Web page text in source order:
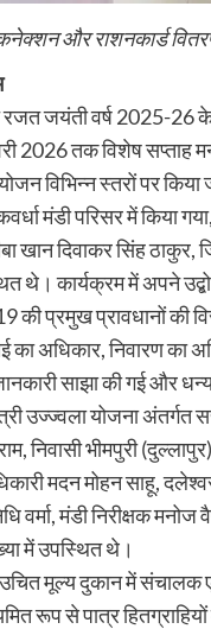
और राशनकार्ड
जयंती वर्ष 2025-26 के
2026 तक विशेष सप्ताह
विभिन्न स्तरों पर
मंडी परिसर में किया
खान दिवाकर सिंह ठाकुर,
थे। कार्यक्रम में अपने
की प्रमुख प्रावधानों की
अधिकार, निवारण का
साझा की गई और
उज्ज्वला योजना
निवासी भीमपुरी
मदन मोहन साहू, दलेश्वर
मंडी निरीक्षक मनोज
में उपस्थित थे।
मूल्य दुकान में संचालक
रूप से पात्र